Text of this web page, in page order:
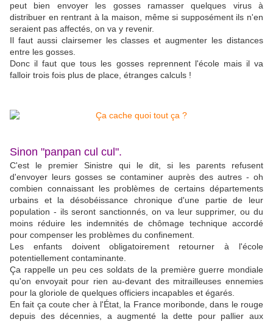
peut bien envoyer les gosses ramasser quelques virus à
distribuer en rentrant à la maison, même si supposément ils n'en
seraient pas affectés, on va y revenir.
Il faut aussi clairsemer les classes et augmenter les distances
entre les gosses.
Donc il faut que tous les gosses reprennent l'école mais il va
falloir trois fois plus de place, étranges calculs !
Sinon "panpan cul cul".
C'est le premier Sinistre qui le dit, si les parents refusent
d'envoyer leurs gosses se contaminer auprès des autres - oh
combien connaissant les problèmes de certains départements
urbains et la désobéissance chronique d'une partie de leur
population - ils seront sanctionnés, on va leur supprimer, ou du
moins réduire les indemnités de chômage technique accordé
pour compenser les problèmes du confinement.
Les enfants doivent obligatoirement retourner à l'école
potentiellement contaminante.
Ça rappelle un peu ces soldats de la première guerre mondiale
qu'on envoyait pour rien au-devant des mitrailleuses ennemies
pour la gloriole de quelques officiers incapables et égarés.
En fait ça coute cher à l'État, la France moribonde, dans le rouge
depuis des décennies, a augmenté la dette pour pallier aux